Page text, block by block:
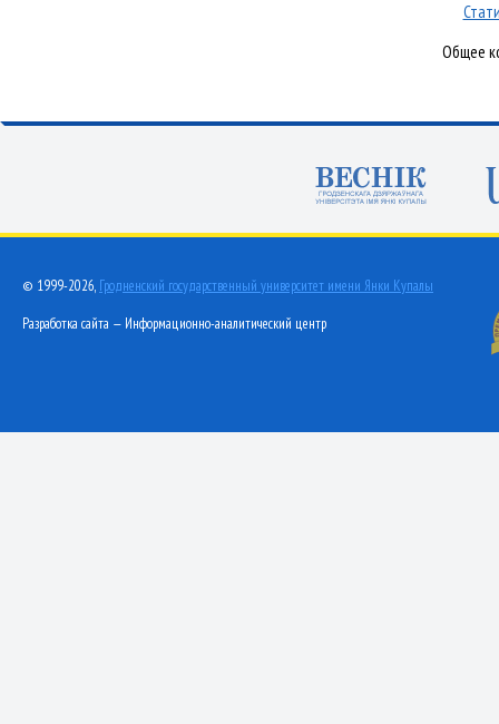
Общее
© 1999-2026, Гродненский государственный университет имени Янки Купалы
Разработка сайта — Информационно-аналитический центр